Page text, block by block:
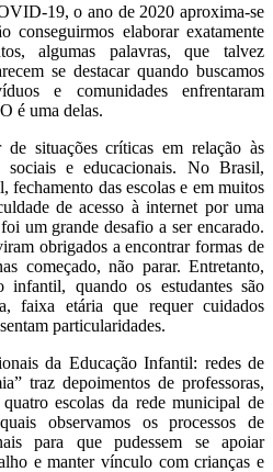
19, o ano de 2020 aproxima-se
elaborar exatamente
algumas palavras, que talvez
se destacar quando buscamos
e comunidades enfrentaram
é uma delas.
de situações críticas em relação às
sociais e educacionais. No Brasil,
fechamento das escolas e em muitos
de acesso à internet por uma
um grande desafio a ser encarado.
obrigados a encontrar formas de
começado, não parar. Entretanto,
infantil, quando os estudantes são
faixa etária que requer cuidados
particularidades.
da Educação Infantil: redes de
traz depoimentos de professoras,
escolas da rede municipal de
observamos os processos de
para que pudessem se apoiar
e manter vínculo com crianças e